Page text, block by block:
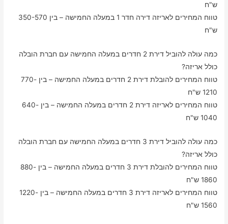
ש"ח
טווח המחירים לאריזה דירה חדר 1 במעלה החמישה – בין 350-570
ש"ח
כמה עולה להוביל דירת 2 חדרים במעלה החמישה עם חברת הובלה
כולל אריזה?
טווח המחירים להובלת דירת 2 חדרים במעלה החמישה – בין 770-
1210 ש"ח
טווח המחירים לאריזה דירת 2 חדרים במעלה החמישה – בין 640-
1040 ש"ח
כמה עולה להוביל דירת 3 חדרים במעלה החמישה עם חברת הובלה
כולל אריזה?
טווח המחירים להובלת דירת 3 חדרים במעלה החמישה – בין 880-
1860 ש"ח
טווח המחירים לאריזה דירת 3 חדרים במעלה החמישה – בין 1220-
1560 ש"ח